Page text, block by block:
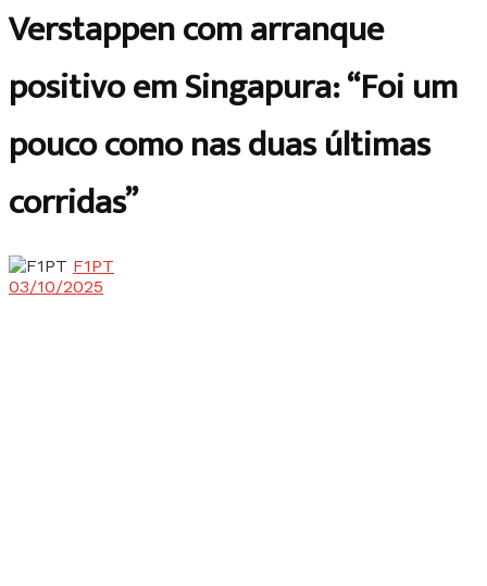
Verstappen com arranque
positivo em Singapura: “Foi um
pouco como nas duas últimas
corridas”
F1PT
03/10/2025